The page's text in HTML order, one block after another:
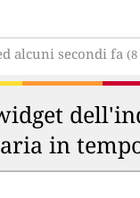
alcuni secondi fa (8
in